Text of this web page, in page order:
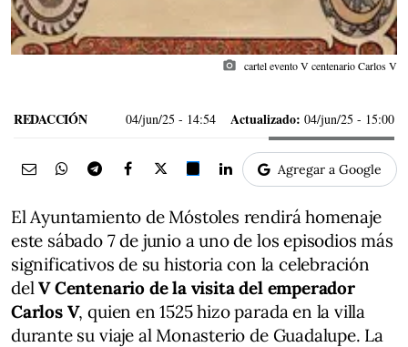
photo_camera cartel evento V centenario Carlos V
REDACCIÓN 04/jun/25 - 14:54 Actualizado: 04/jun/25 - 15:00
Agregar a Google
El Ayuntamiento de Móstoles rendirá homenaje
este sábado 7 de junio a uno de los episodios más
significativos de su historia con la celebración
delV Centenario de la visita del emperador
Carlos V, quien en 1525 hizo parada en la villa
durante su viaje al Monasterio de Guadalupe. La